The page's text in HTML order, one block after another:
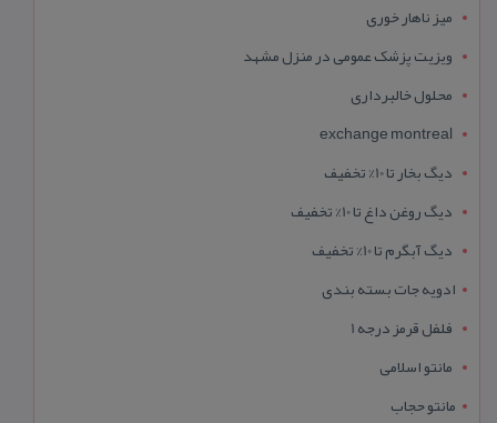
میز ناهار خوری
ویزیت پزشک عمومی در منزل مشهد
محلول خالبرداری
exchange montreal
دیگ بخار تا 10% تخفیف
دیگ روغن داغ تا 10% تخفیف
دیگ آبگرم تا 10% تخفیف
ادویه جات بسته بندی
فلفل قرمز درجه 1
مانتو اسلامی
مانتو حجاب